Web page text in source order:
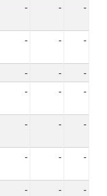
- - -
- - -
- -
-
- - -
- - -
- - -
- -
-